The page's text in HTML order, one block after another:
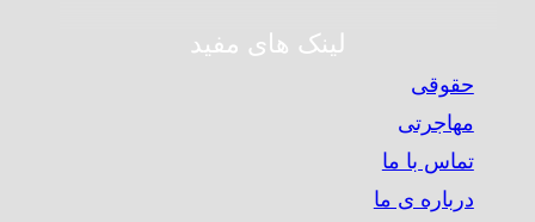
لینک های مفید
حقوقی
مهاجرتی
تماس با ما
درباره ی ما